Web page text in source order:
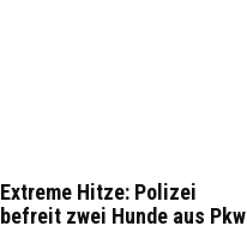
Extreme Hitze: Polizei
befreit zwei Hunde aus Pkw